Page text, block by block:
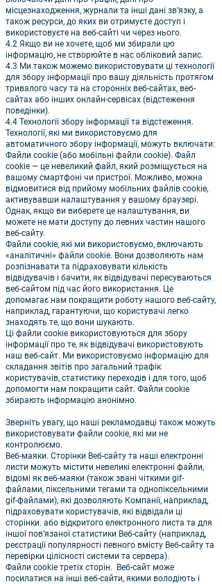
місцезнаходження, журнали та інші дані зв’язку, а
також ресурси, до яких ви отримуєте доступ і
використовуєте на веб-сайті чи через нього.
4.2 Якщо ви не хочете, щоб ми збирали цю
інформацію, не створюйте в нас обліковий запис.
4.3 Ми також можемо використовувати ці технології
для збору інформації про вашу діяльність протягом
тривалого часу та на сторонніх веб-сайтах, веб-
сайтах або інших онлайн-сервісах (відстеження
поведінки).
4.4 Технології збору інформації та відстеження.
Технології, які ми використовуємо для
автоматичного збору інформації, можуть включати:
Файли cookie (або мобільні файли cookie). Файл
cookie — це невеликий файл, який розміщується на
вашому смартфоні чи пристрої. Можливо, можна
відмовитися від прийому мобільних файлів cookie,
активувавши налаштування у вашому браузері.
Однак, якщо ви виберете це налаштування, ви
можете не мати доступу до певних частин нашого
веб-сайту.
Файли cookie, які ми використовуємо, включають
«аналітичні» файли cookie. Вони дозволяють нам
розпізнавати та підраховувати кількість
відвідувачів і бачити, як відвідувачі пересуваються
веб-сайтом під час його використання. Це
допомагає нам покращити роботу нашого веб-сайту,
наприклад, гарантуючи, що користувачі легко
знаходять те, що вони шукають.
Ці файли cookie використовуються для збору
інформації про те, як відвідувачі використовують
наш веб-сайт. Ми використовуємо інформацію для
складання звітів про загальний трафік
користувачів, статистику переходів і для того, щоб
допомогти нам покращити сайт. Файли cookie
збирають інформацію анонімно.
Зверніть увагу, що наші рекламодавці також можуть
використовувати файли cookie, які ми не
контролюємо.
Веб-маяки. Сторінки Веб-сайту та наші електронні
листи можуть містити невеликі електронні файли,
відомі як веб-маяки (також звані чіткими gif-
файлами, піксельними тегами та однопіксельними
gif-файлами), які дозволяють Компанії, наприклад,
підраховувати користувачів, які відвідали ці
сторінки. або відкритого електронного листа та для
іншої пов’язаної статистики Веб-сайту (наприклад,
реєстрації популярності певного вмісту Веб-сайту та
перевірки цілісності системи та сервера).
Файли cookie третіх сторін. Веб-сайт може
посилатися на інші веб-сайти, якими володіють і